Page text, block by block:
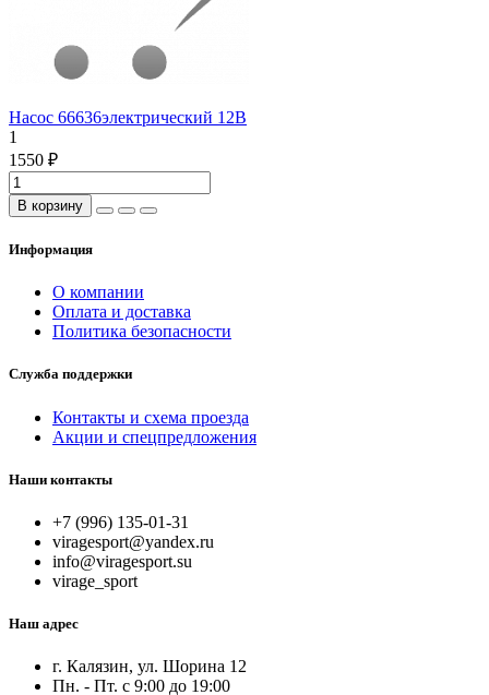
Насос 66636электрический 12В
1
1550 ₽
В корзину
Информация
О компании
Оплата и доставка
Политика безопасности
Служба поддержки
Контакты и схема проезда
Акции и спецпредложения
Наши контакты
+7 (996) 135-01-31
viragesport@yandex.ru
info@viragesport.su
virage_sport
Наш адрес
г. Калязин, ул. Шорина 12
Пн. - Пт. с 9:00 до 19:00